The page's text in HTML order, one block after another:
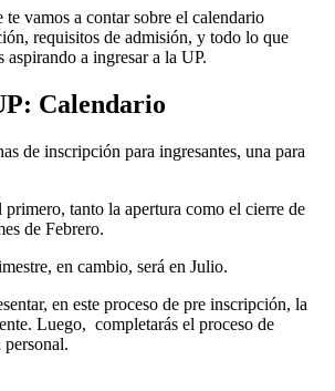
te vamos a contar sobre el calendario
requisitos de admisión, y todo lo que
aspirando a ingresar a la UP.
Calendario
de inscripción para ingresantes, una para
primero, tanto la apertura como el cierre de
de Febrero.
en cambio, será en Julio.
en este proceso de pre inscripción, la
Luego, completarás el proceso de